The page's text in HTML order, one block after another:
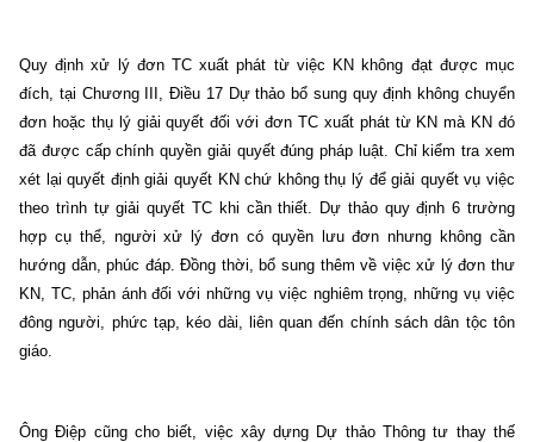
Quy định xử lý đơn TC xuất phát từ việc KN không đạt được mục
đích, tại Chương III, Điều 17 Dự thảo bổ sung quy định không chuyển
đơn hoặc thụ lý giải quyết đối với đơn TC xuất phát từ KN mà KN đó
đã được cấp chính quyền giải quyết đúng pháp luật. Chỉ kiểm tra xem
xét lại quyết định giải quyết KN chứ không thụ lý để giải quyết vụ việc
theo trình tự giải quyết TC khi cần thiết. Dự thảo quy định 6 trường
hợp cụ thể, người xử lý đơn có quyền lưu đơn nhưng không cần
hướng dẫn, phúc đáp. Đồng thời, bổ sung thêm về việc xử lý đơn thư
KN, TC, phản ánh đối với những vụ việc nghiêm trọng, những vụ việc
đông người, phức tạp, kéo dài, liên quan đến chính sách dân tộc tôn
giáo.
Ông Điệp cũng cho biết, việc xây dựng Dự thảo Thông tư thay thế